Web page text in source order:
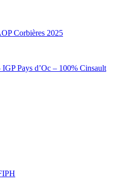
Corbières 2025
Pays d’Oc – 100% Cinsault